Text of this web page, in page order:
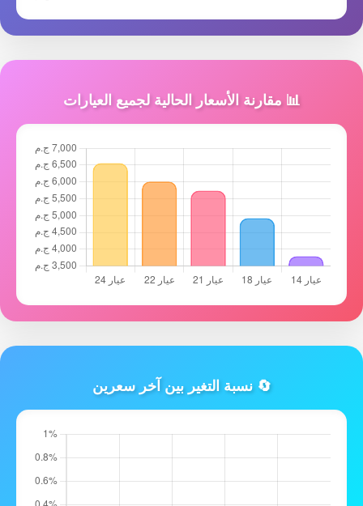
📊 مقارنة الأسعار الحالية لجميع العيارات
🔄 نسبة التغير بين آخر سعرين